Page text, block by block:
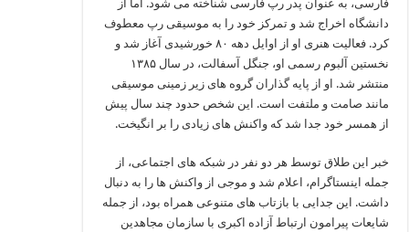
فارسی، به عنوان پدر رپ فارسی شناخته می‌ شود. اما از
دانشگاه اخراج شد و تمرکز خود را به موسیقی رپ معطوف
کرد. فعالیت هنری او از اوایل دهه ۸۰ خورشیدی آغاز شد و
نخستین آلبوم رسمی‌ او، جنگل آسفالت، در سال ۱۳۸۵
منتشر شد. او از پایه‌ گذاران گروه‌ های زیر زمینی موسیقی
مانند صامت و ملتفت است. این شخص حدود چند سال پیش
از همسر خود جدا شد که واکنش های زیادی را بر انگیخت.
خبر این طلاق توسط هر دو نفر در شبکه‌ های اجتماعی، از
جمله اینستاگرام، اعلام شد و موجی از واکنش‌ ها را به دنبال
داشت. این جدایی با بازتاب‌ های متنوعی همراه بود، از جمله
شایعات پیرامون ارتباط آزاده اکبری با سازمان مجاهدین